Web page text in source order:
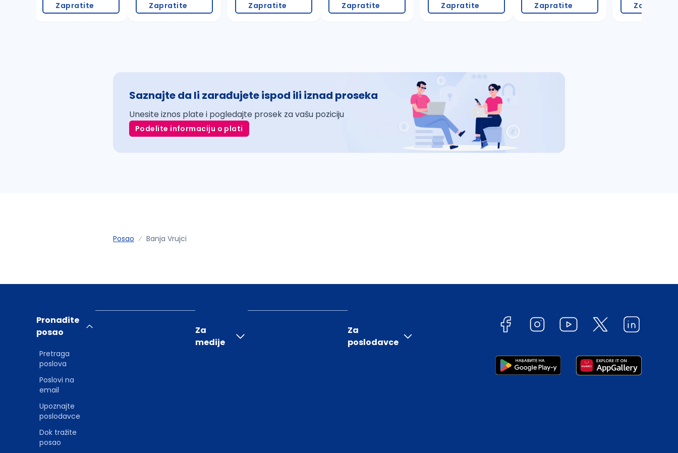
Zapratite Zapratite Zapratite Zapratite Zapratite Zapratite Zapratite
Saznajte da li zarađujete ispod ili iznad proseka
Unesite iznos plate i pogledajte prosek za vašu poziciju
Podelite informaciju o plati
Posao Banja Vrujci
Pronađite
posao
Pretraga
poslova
Poslovi na
email
Upoznajte
poslodavce
Dok tražite
posao
Za
medije
Za
poslodavce